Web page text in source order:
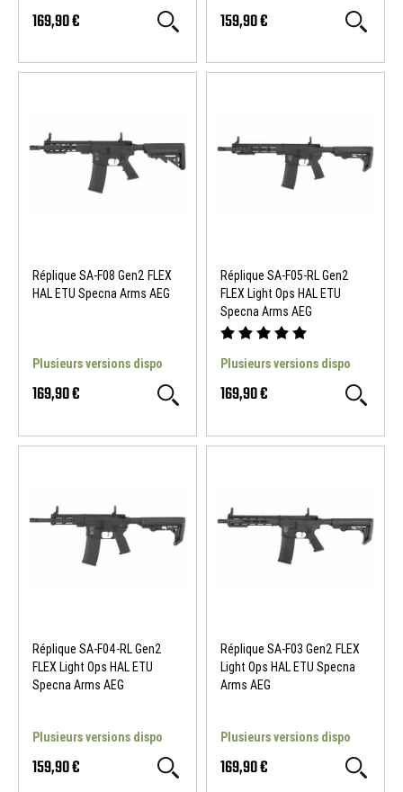
169,90 € 159,90 €
Réplique SA-F08 Gen2 FLEX
HAL ETU Specna Arms AEG
Plusieurs versions dispo
169,90 €
Réplique SA-F05-RL Gen2
FLEX Light Ops HAL ETU
Specna Arms AEG
Plusieurs versions dispo
169,90 €
Réplique SA-F04-RL Gen2
FLEX Light Ops HAL ETU
Specna Arms AEG
Plusieurs versions dispo
159,90 €
Réplique SA-F03 Gen2 FLEX
Light Ops HAL ETU Specna
Arms AEG
Plusieurs versions dispo
169,90 €